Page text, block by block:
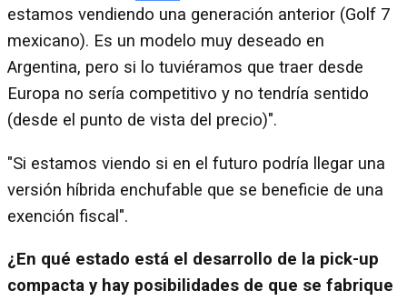
estamos vendiendo una generación anterior (Golf 7
mexicano). Es un modelo muy deseado en
Argentina, pero si lo tuviéramos que traer desde
Europa no sería competitivo y no tendría sentido
(desde el punto de vista del precio)".
"Si estamos viendo si en el futuro podría llegar una
versión híbrida enchufable que se beneficie de una
exención fiscal".
¿En qué estado está el desarrollo de la pick-up
compacta y hay posibilidades de que se fabrique